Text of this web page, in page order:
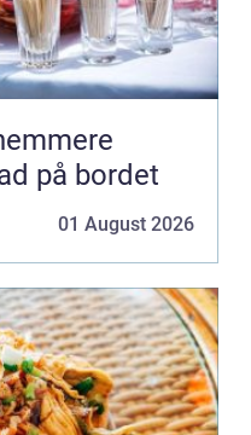
på bordet
01 August 2026